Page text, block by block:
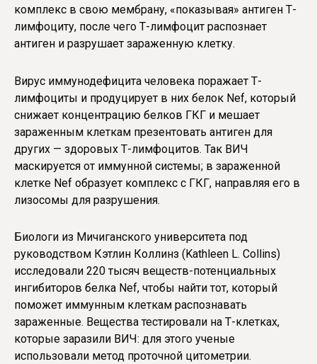
комплекс в свою мембрану, «показывая» антиген Т-
лимфоциту, после чего Т-лимфоцит распознает
антиген и разрушает зараженную клетку.
Вирус иммунодефицита человека поражает Т-
лимфоциты и продуцирует в них белок Nef, который
снижает концентрацию белков ГКГ и мешает
зараженным клеткам презентовать антиген для
других — здоровых Т-лимфоцитов. Так ВИЧ
маскируется от иммунной системы; в зараженной
клетке Nef образует комплекс с ГКГ, направляя его в
лизосомы для разрушения.
Биологи из Мичиганского университета под
руководством Кэтлин Коллинз (Kathleen L. Collins)
исследовали 220 тысяч веществ-потенциальных
ингибиторов белка Nef, чтобы найти тот, который
поможет иммунным клеткам распознавать
зараженные. Вещества тестировали на Т-клетках,
которые заразили ВИЧ: для этого ученые
использовали метод проточной цитометрии.